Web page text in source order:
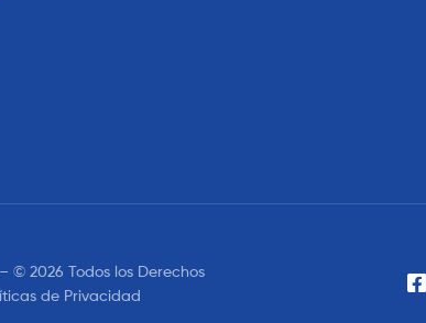
© 2026 Todos los Derechos
de Privacidad